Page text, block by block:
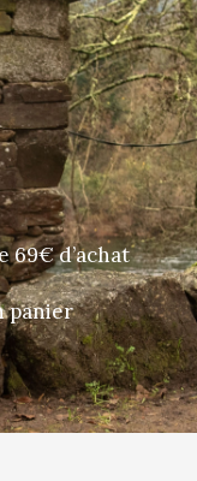
69€ d’achat
panier